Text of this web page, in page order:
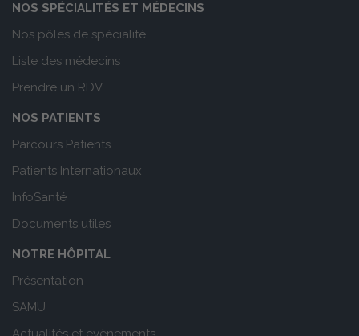
NOS SPÉCIALITÉS ET MÉDECINS
Nos pôles de spécialité
Liste des médecins
Prendre un RDV
NOS PATIENTS
Parcours Patients
Patients Internationaux
InfoSanté
Documents utiles
NOTRE HÔPITAL
Présentation
SAMU